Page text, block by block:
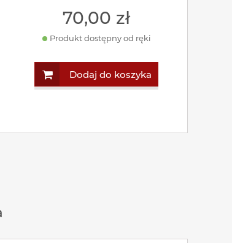
70,00 zł
Produkt dostępny od ręki
Dodaj do koszyka